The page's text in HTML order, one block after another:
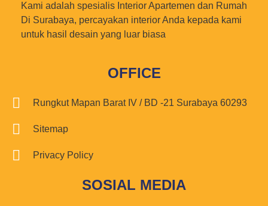
Kami adalah spesialis Interior Apartemen dan Rumah
Di Surabaya, percayakan interior Anda kepada kami
untuk hasil desain yang luar biasa
OFFICE
Rungkut Mapan Barat IV / BD -21 Surabaya 60293
Sitemap
Privacy Policy
SOSIAL MEDIA